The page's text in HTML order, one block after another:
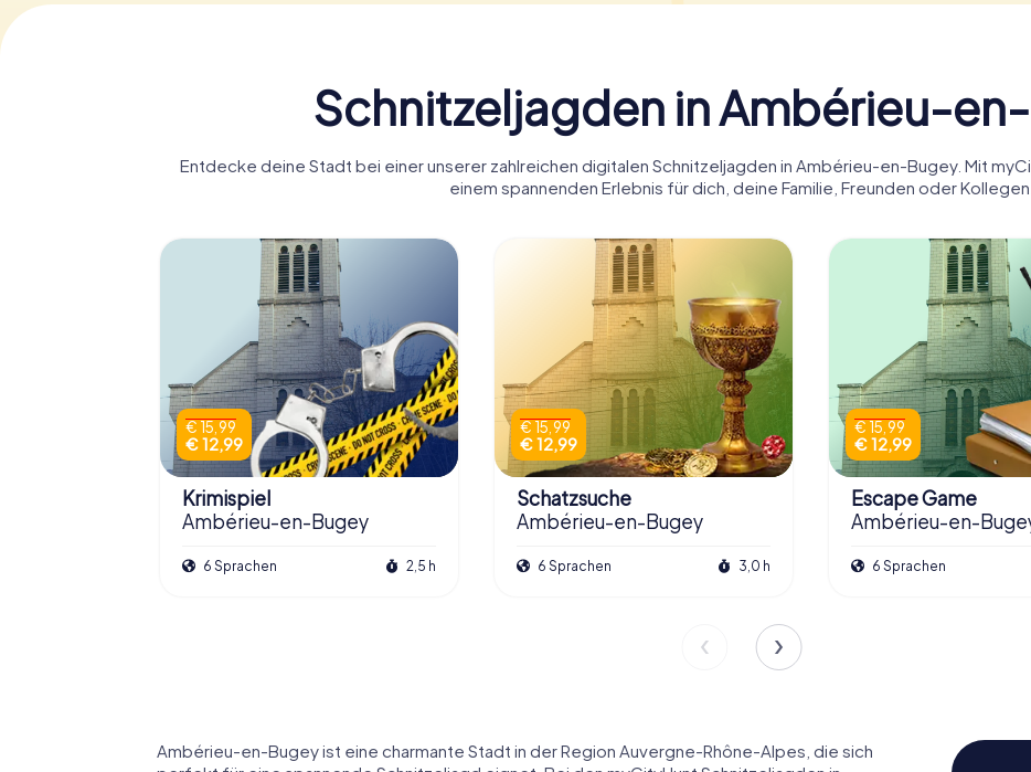
Schnitzeljagden in Ambérieu-
Entdecke deine Stadt bei einer unserer zahlreichen digitalen Schnitzeljagden in Ambérieu-en-Bugey. Mit
einem spannenden Erlebnis für dich, deine Familie, Freunden oder Kollegen.
€ 15,99
€ 12,99
Krimispiel
Ambérieu-en-Bugey
6 Sprachen 2,5 h
€ 15,99
€ 12,99
Schatzsuche
Ambérieu-en-Bugey
6 Sprachen 3,0 h
€ 15,99
€ 12,99
Escape Game
Ambérieu-en-
6 Sprachen
Ambérieu-en-Bugey ist eine charmante Stadt in der Region Auvergne-Rhône-Alpes, die sich